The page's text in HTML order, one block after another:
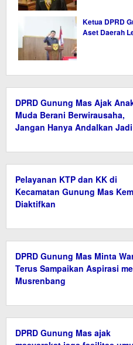
Ketua DPRD
Aset Daerah
DPRD Gunung Mas Ajak
Muda Berani Berwirausaha,
Jangan Hanya Andalkan
Pelayanan KTP dan KK di
Kecamatan Gunung Mas
Diaktifkan
DPRD Gunung Mas Minta
Terus Sampaikan Aspirasi
Musrenbang
DPRD Gunung Mas ajak